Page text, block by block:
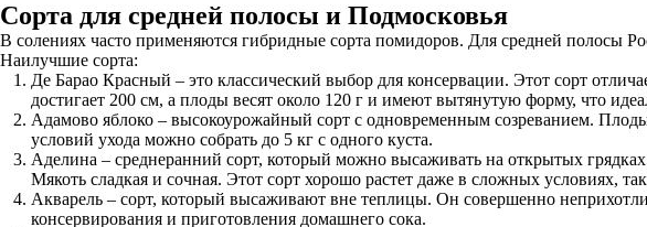
Сорта для средней полосы и Подмосковья
В солениях часто применяются гибридные сорта помидоров. Для средней полосы
Наилучшие сорта:
Де Барао Красный – это классический выбор для консервации. Этот сорт
достигает 200 см, а плоды весят около 120 г и имеют вытянутую форму, что
Адамово яблоко – высокоурожайный сорт с одновременным созреванием.
условий ухода можно собрать до 5 кг с одного куста.
Аделина – среднеранний сорт, который можно высаживать на открытых
Мякоть сладкая и сочная. Этот сорт хорошо растет даже в сложных условиях,
Акварель – сорт, который высаживают вне теплицы. Он совершенно
консервирования и приготовления домашнего сока.